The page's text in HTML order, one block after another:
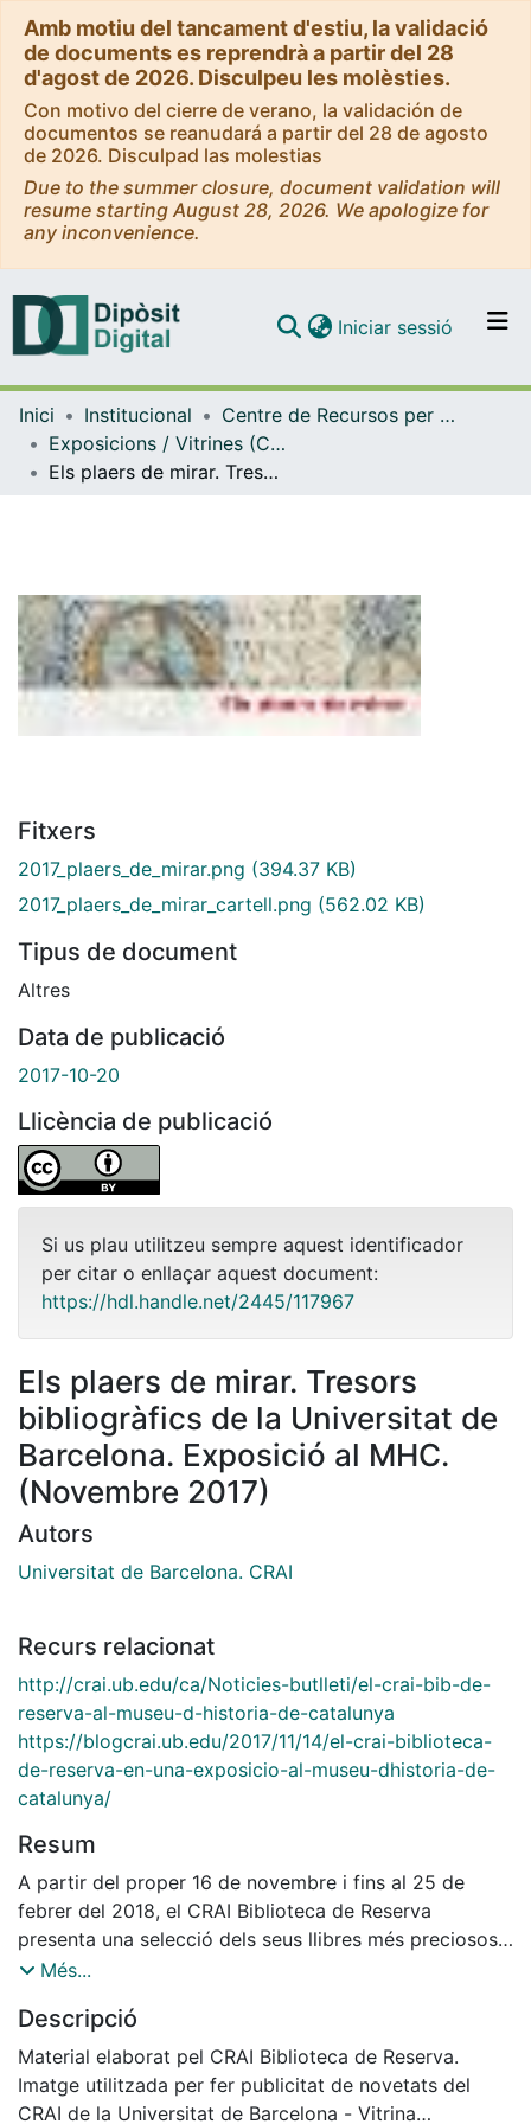
Amb motiu del tancament d'estiu, la validació
de documents es reprendrà a partir del 28
d'agost de 2026. Disculpeu les molèsties.
Con motivo del cierre de verano, la validación de
documentos se reanudará a partir del 28 de agosto
de 2026. Disculpad las molestias
Due to the summer closure, document validation will
resume starting August 28, 2026. We apologize for
any inconvenience.
Navega per tot el DD
Iniciar sessió (current)
Inici Institucional
Centre de Recursos per a l'Aprenentatge i la Investigació (CRAI-UB) - Institucional
Exposicions / Vitrines (CRAI-UB)
Els plaers de mirar. Tresors bibliogràfics de la Universitat de Barcelona. Exposició al MHC. (Novembre 2017)
Fitxers
2017_plaers_de_mirar.png (394.37 KB)
2017_plaers_de_mirar_cartell.png (562.02 KB)
Tipus de document
Altres
Data de publicació
2017-10-20
Llicència de publicació
Si us plau utilitzeu sempre aquest identificador
per citar o enllaçar aquest document:
https://hdl.handle.net/2445/117967
Els plaers de mirar. Tresors
bibliogràfics de la Universitat de
Barcelona. Exposició al MHC.
(Novembre 2017)
Autors
Universitat de Barcelona. CRAI
Recurs relacionat
http://crai.ub.edu/ca/Noticies-butlleti/el-crai-bib-de-
reserva-al-museu-d-historia-de-catalunya
https://blogcrai.ub.edu/2017/11/14/el-crai-biblioteca-
de-reserva-en-una-exposicio-al-museu-dhistoria-de-
catalunya/
Resum
A partir del proper 16 de novembre i fins al 25 de
febrer del 2018, el CRAI Biblioteca de Reserva
presenta una selecció dels seus llibres més preciosos
a la sala d’exposicions del vestíbul del Museu
Tresors bibliogràfics de la Universitat de Barcelona és
una mostra de 40 llibres dels 65 que apareixen a la
publicació Els Tresors de la Universitat de Barcelona.
Fons bibliogràfic del CRAI Biblioteca de Reserva,
Més...
Descripció
Material elaborat pel CRAI Biblioteca de Reserva.
Imatge utilitzada per fer publicitat de novetats del
CRAI de la Universitat de Barcelona - Vitrina